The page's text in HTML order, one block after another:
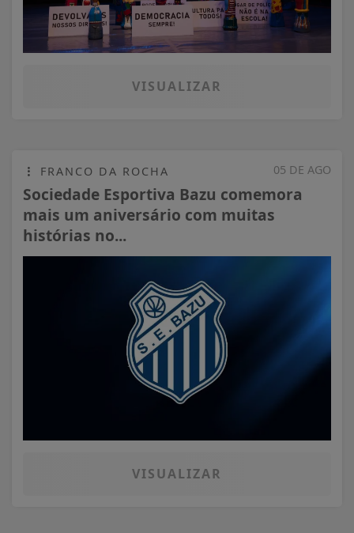
VISUALIZAR
05 DE AGO
FRANCO DA ROCHA
Sociedade Esportiva Bazu comemora
mais um aniversário com muitas
histórias no...
VISUALIZAR